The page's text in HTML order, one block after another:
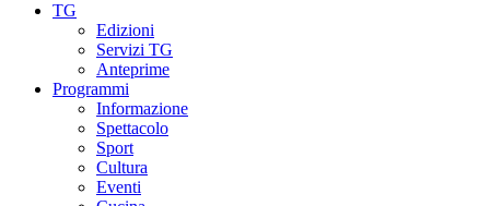
TG
Edizioni
Servizi TG
Anteprime
Programmi
Informazione
Spettacolo
Sport
Cultura
Eventi